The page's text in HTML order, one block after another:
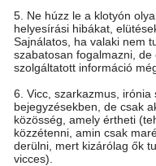
5. Ne húzz le a klotyón
helyesírási hibákat,
Sajnálatos, ha valaki nem
szabatosan fogalmazni,
szolgáltatott információ
6. Vicc, szarkazmus, irónia
bejegyzésekben, de csak
közösség, amely értheti
közzétenni, amin csak
derülni, mert kizárólag ők
vicces).